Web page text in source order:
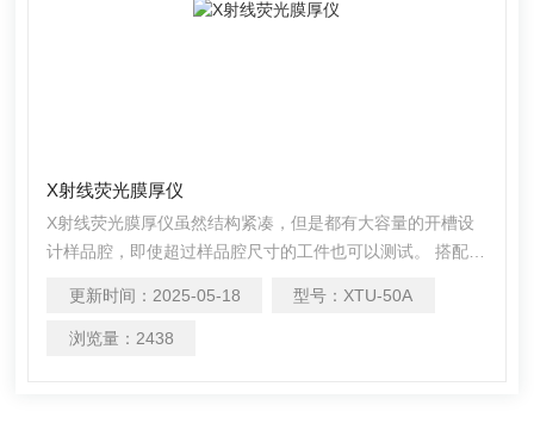
X射线荧光膜厚仪
X射线荧光膜厚仪虽然结构紧凑，但是都有大容量的开槽设
计样品腔，即使超过样品腔尺寸的工件也可以测试。 搭配微
和异形样品。 检测78种元素镀层&amp;amp;#183;0.005um
检出限&amp;amp;#183;小测量面积
更新时间： 2025-05-18 型号： XTU-50A
浏览量： 2438